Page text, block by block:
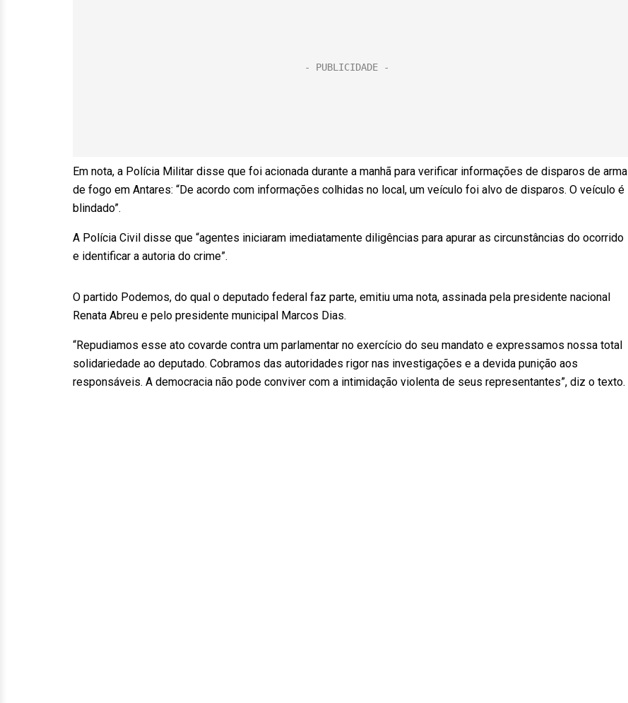
Em nota, a Polícia Militar disse que foi acionada durante a manhã para verificar informações de disparos de arma
de fogo em Antares: “De acordo com informações colhidas no local, um veículo foi alvo de disparos. O veículo é
blindado”.
A Polícia Civil disse que “agentes iniciaram imediatamente diligências para apurar as circunstâncias do ocorrido
e identificar a autoria do crime”.
O partido Podemos, do qual o deputado federal faz parte, emitiu uma nota, assinada pela presidente nacional
Renata Abreu e pelo presidente municipal Marcos Dias.
“Repudiamos esse ato covarde contra um parlamentar no exercício do seu mandato e expressamos nossa total
solidariedade ao deputado. Cobramos das autoridades rigor nas investigações e a devida punição aos
responsáveis. A democracia não pode conviver com a intimidação violenta de seus representantes”, diz o texto.